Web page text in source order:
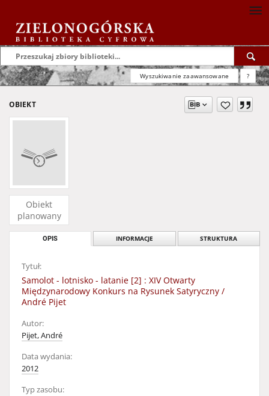
Wyszukiwanie zaawansowane ?
OBIEKT
Obiekt
planowany
OPIS INFORMACJE STRUKTURA
Tytuł:
Samolot - lotnisko - latanie [2] : XIV Otwarty
Międzynarodowy Konkurs na Rysunek Satyryczny /
André Pijet
Autor:
Pijet, André
Data wydania:
2012
Typ zasobu: